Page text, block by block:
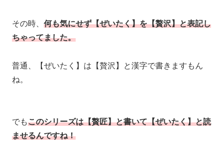
その時、 何も気にせず【ぜいたく】を【贅沢】と表記し
ちゃってました。
普通、【ぜいたく】は【贅沢】と漢字で書きますもん
ね。
でもこのシリーズは【贅匠】と書いて【ぜいたく】と読
ませるんですね！